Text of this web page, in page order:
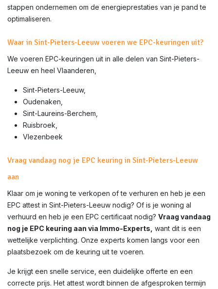
stappen ondernemen om de energieprestaties van je pand te
optimaliseren.
Waar in Sint-Pieters-Leeuw voeren we EPC-keuringen uit?
We voeren EPC-keuringen uit in alle delen van Sint-Pieters-
Leeuw en heel Vlaanderen,
Sint-Pieters-Leeuw,
Oudenaken,
Sint-Laureins-Berchem,
Ruisbroek,
Vlezenbeek
Vraag vandaag nog je EPC keuring in Sint-Pieters-Leeuw
aan
Klaar om je woning te verkopen of te verhuren en heb je een
EPC attest in Sint-Pieters-Leeuw nodig? Of is je woning al
verhuurd en heb je een EPC certificaat nodig? Vraag vandaag
nog je EPC keuring aan via Immo-Experts, want dit is een
wettelijke verplichting. Onze experts komen langs voor een
plaatsbezoek om de keuring uit te voeren.
Je krijgt een snelle service, een duidelijke offerte en een
correcte prijs. Het attest wordt binnen de afgesproken termijn